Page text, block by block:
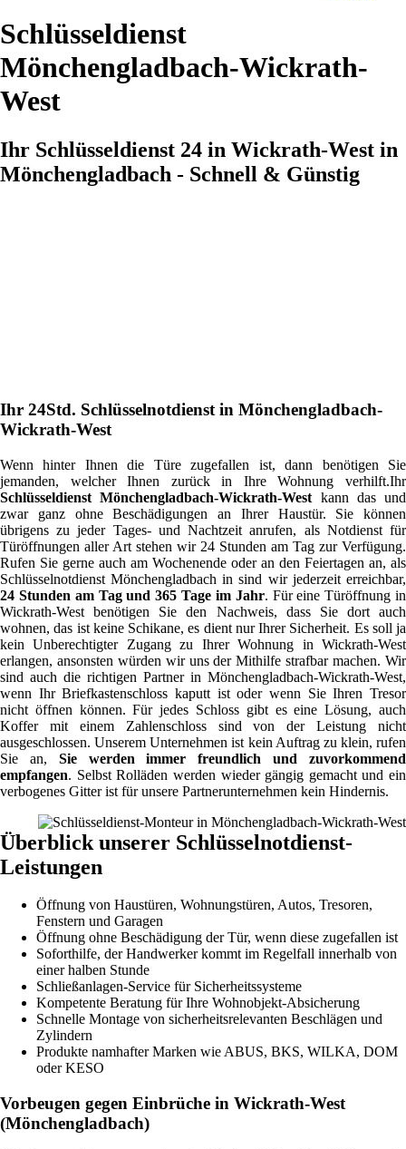
Schlüsseldienst
Mönchengladbach-Wickrath-
West
Ihr Schlüsseldienst 24 in Wickrath-West in
Mönchengladbach - Schnell & Günstig
Ihr 24Std. Schlüsselnotdienst in Mönchengladbach-
Wickrath-West
Wenn hinter Ihnen die Türe zugefallen ist, dann benötigen Sie
jemanden, welcher Ihnen zurück in Ihre Wohnung verhilft.Ihr
Schlüsseldienst Mönchengladbach-Wickrath-West kann das und
zwar ganz ohne Beschädigungen an Ihrer Haustür. Sie können
übrigens zu jeder Tages- und Nachtzeit anrufen, als Notdienst für
Türöffnungen aller Art stehen wir 24 Stunden am Tag zur Verfügung.
Rufen Sie gerne auch am Wochenende oder an den Feiertagen an, als
Schlüsselnotdienst Mönchengladbach in sind wir jederzeit erreichbar,
24 Stunden am Tag und 365 Tage im Jahr. Für eine Türöffnung in
Wickrath-West benötigen Sie den Nachweis, dass Sie dort auch
wohnen, das ist keine Schikane, es dient nur Ihrer Sicherheit. Es soll ja
kein Unberechtigter Zugang zu Ihrer Wohnung in Wickrath-West
erlangen, ansonsten würden wir uns der Mithilfe strafbar machen. Wir
sind auch die richtigen Partner in Mönchengladbach-Wickrath-West,
wenn Ihr Briefkastenschloss kaputt ist oder wenn Sie Ihren Tresor
nicht öffnen können. Für jedes Schloss gibt es eine Lösung, auch
Koffer mit einem Zahlenschloss sind von der Leistung nicht
ausgeschlossen. Unserem Unternehmen ist kein Auftrag zu klein, rufen
Sie an, Sie werden immer freundlich und zuvorkommend
empfangen. Selbst Rolläden werden wieder gängig gemacht und ein
verbogenes Gitter ist für unsere Partnerunternehmen kein Hindernis.
Überblick unserer Schlüsselnotdienst-
Leistungen
Öffnung von Haustüren, Wohnungstüren, Autos, Tresoren,
Fenstern und Garagen
Öffnung ohne Beschädigung der Tür, wenn diese zugefallen ist
Soforthilfe, der Handwerker kommt im Regelfall innerhalb von
einer halben Stunde
Schließanlagen-Service für Sicherheitssysteme
Kompetente Beratung für Ihre Wohnobjekt-Absicherung
Schnelle Montage von sicherheitsrelevanten Beschlägen und
Zylindern
Produkte namhafter Marken wie ABUS, BKS, WILKA, DOM
oder KESO
Vorbeugen gegen Einbrüche in Wickrath-West
(Mönchengladbach)